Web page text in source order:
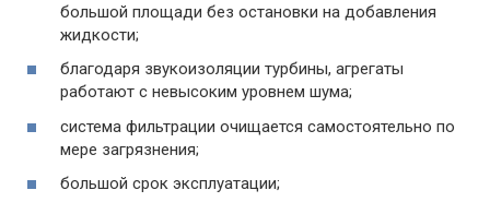
большой площади без остановки на добавления
жидкости;
благодаря звукоизоляции турбины, агрегаты
работают с невысоким уровнем шума;
система фильтрации очищается самостоятельно по
мере загрязнения;
большой срок эксплуатации;